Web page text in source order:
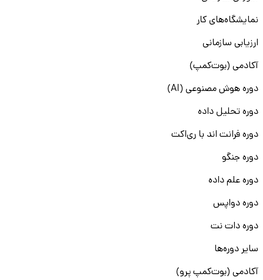
نمایشگاه‌های کار
ارزیابی سازمانی
آکادمی (بوت‌کمپ)
دوره هوش مصنوعی (AI)
دوره تحلیل داده
دوره فرانت اند با ری‌اکت
دوره جنگو
دوره علم داده
دوره دواپس
دوره دات نت
سایر دوره‌ها
آکادمی (بوت‌کمپ پرو)